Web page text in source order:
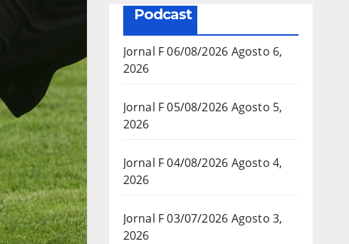
Podcast
Jornal F 06/08/2026 Agosto 6,
2026
Jornal F 05/08/2026 Agosto 5,
2026
Jornal F 04/08/2026 Agosto 4,
2026
Jornal F 03/07/2026 Agosto 3,
2026